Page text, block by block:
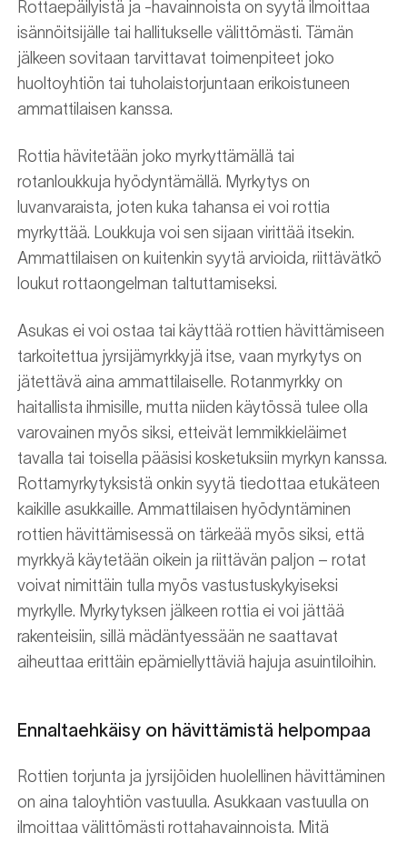
Rottaepäilyistä ja -havainnoista on syytä ilmoittaa
isännöitsijälle tai hallitukselle välittömästi. Tämän
jälkeen sovitaan tarvittavat toimenpiteet joko
huoltoyhtiön tai tuholaistorjuntaan erikoistuneen
ammattilaisen kanssa.
Rottia hävitetään joko myrkyttämällä tai
rotanloukkuja hyödyntämällä. Myrkytys on
luvanvaraista, joten kuka tahansa ei voi rottia
myrkyttää. Loukkuja voi sen sijaan virittää itsekin.
Ammattilaisen on kuitenkin syytä arvioida, riittävätkö
loukut rottaongelman taltuttamiseksi.
Asukas ei voi ostaa tai käyttää rottien hävittämiseen
tarkoitettua jyrsijämyrkkyjä itse, vaan myrkytys on
jätettävä aina ammattilaiselle. Rotanmyrkky on
haitallista ihmisille, mutta niiden käytössä tulee olla
varovainen myös siksi, etteivät lemmikkieläimet
tavalla tai toisella pääsisi kosketuksiin myrkyn kanssa.
Rottamyrkytyksistä onkin syytä tiedottaa etukäteen
kaikille asukkaille. Ammattilaisen hyödyntäminen
rottien hävittämisessä on tärkeää myös siksi, että
myrkkyä käytetään oikein ja riittävän paljon – rotat
voivat nimittäin tulla myös vastustuskykyiseksi
myrkylle. Myrkytyksen jälkeen rottia ei voi jättää
rakenteisiin, sillä mädäntyessään ne saattavat
aiheuttaa erittäin epämiellyttäviä hajuja asuintiloihin.
Ennaltaehkäisy on hävittämistä helpompaa
Rottien torjunta ja jyrsijöiden huolellinen hävittäminen
on aina taloyhtiön vastuulla. Asukkaan vastuulla on
ilmoittaa välittömästi rottahavainnoista. Mitä